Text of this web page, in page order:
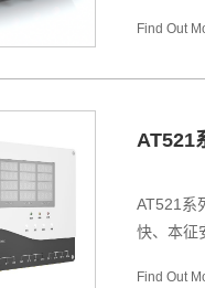
Find Out
AT521
AT521系
快、本征
Find Out